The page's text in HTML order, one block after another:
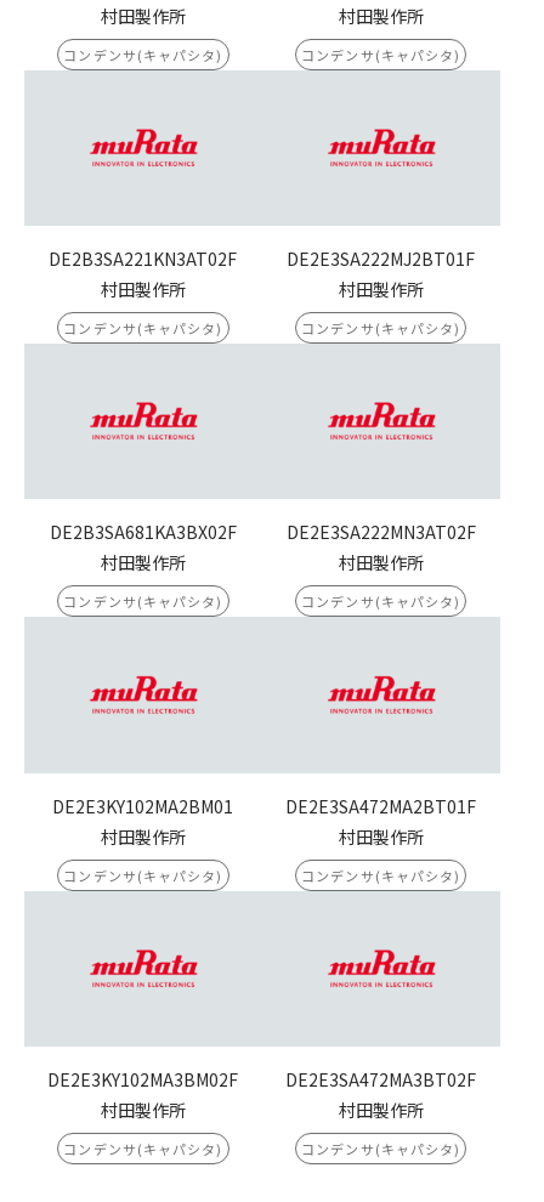
村田製作所
コンデンサ(キャパシタ)
村田製作所
コンデンサ(キャパシタ)
DE2B3SA221KN3AT02F
村田製作所
コンデンサ(キャパシタ)
DE2E3SA222MJ2BT01F
村田製作所
コンデンサ(キャパシタ)
DE2B3SA681KA3BX02F
村田製作所
コンデンサ(キャパシタ)
DE2E3SA222MN3AT02F
村田製作所
コンデンサ(キャパシタ)
DE2E3KY102MA2BM01
村田製作所
コンデンサ(キャパシタ)
DE2E3SA472MA2BT01F
村田製作所
コンデンサ(キャパシタ)
DE2E3KY102MA3BM02F
村田製作所
コンデンサ(キャパシタ)
DE2E3SA472MA3BT02F
村田製作所
コンデンサ(キャパシタ)